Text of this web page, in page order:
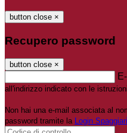
button close ×
Recupero password
button close ×
all'indirizzo indicato con le
Non hai una e-mail associata al
password tramite la Login Spaggiari